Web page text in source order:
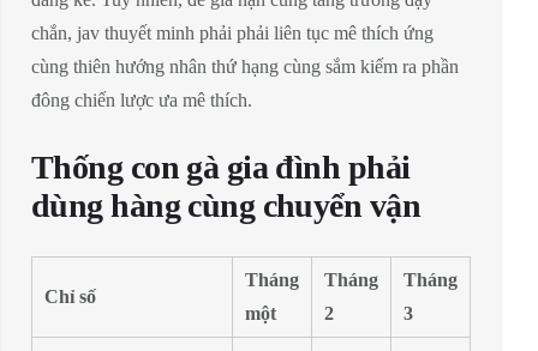
chắn, jav thuyết minh phải phải liên tục mê thích ứng
cùng thiên hướng nhân thứ hạng cùng sắm kiếm ra phần
đông chiến lược ưa mê thích.
Thống con gà gia đình phải
dùng hàng cùng chuyển vận
Chỉ số
Tháng
một
Tháng
2
Tháng
3